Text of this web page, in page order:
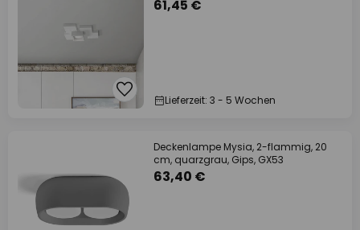
61,45 €
Lieferzeit: 3 - 5 Wochen
Deckenlampe Mysia, 2-flammig, 20
cm, quarzgrau, Gips, GX53
63,40 €